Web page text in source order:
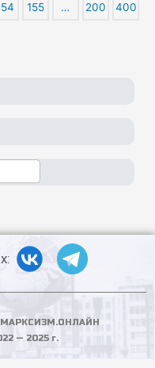
155 … 200 400
МАРКСИЗМ.ОНЛАЙН
— 2025 г.